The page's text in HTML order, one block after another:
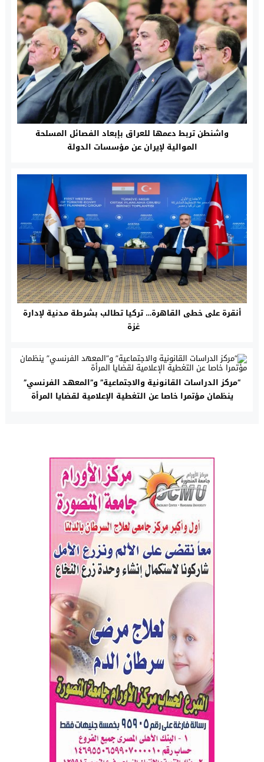
واشنطن تربط دعمها للعراق بإبعاد الفصائل المسلحة
الموالية لإيران عن مؤسسات الدولة
أنقرة على خطى القاهرة… تركيا تطالب بشرطة مدنية لإدارة
غزة
“مركز الدراسات القانونية والاجتماعية” و”المعهد الفرنسي”
ينظمان مؤتمرا خاصا عن التغطية الإعلامية لقضايا المرأة